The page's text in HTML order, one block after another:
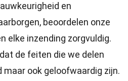
en
beoordelen onze
elke inzending zorgvuldig.
de feiten die we delen
ook geloofwaardig zijn.